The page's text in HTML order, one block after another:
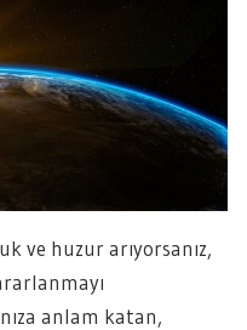
ve huzur arıyorsanız,
anlam katan,